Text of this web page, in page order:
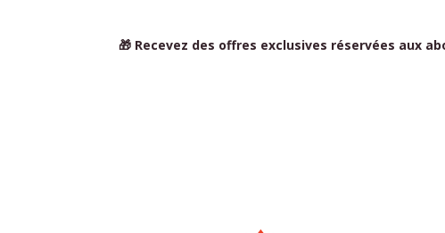
🎁 Recevez des offres exclusives réservées aux